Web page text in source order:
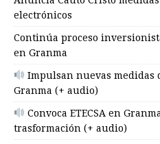
electrónicos
Continúa proceso
en Granma
Impulsan nuevas medidas
Granma (+ audio)
Convoca ETECSA en
trasformación (+ audio)